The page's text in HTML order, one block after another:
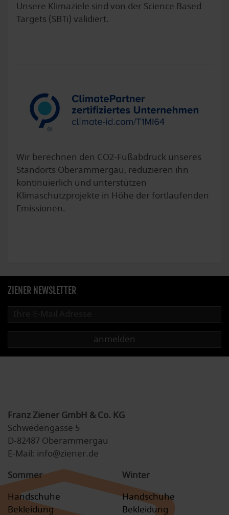
Unsere Klimaziele sind von der Science Based
Targets (SBTi) validiert.
Wir berechnen den CO2-Fußabdruck unseres
Standorts Oberammergau, reduzieren ihn
kontinuierlich und unterstützen
Klimaschutzprojekte in Höhe der fortlaufenden
Emissionen.
ZIENER NEWSLETTER
anmelden
Franz Ziener GmbH & Co. KG
Schwedengasse 5
D-82487 Oberammergau
E-Mail: info@ziener.de
Sommer
Handschuhe
Bekleidung
Winter
Handschuhe
Bekleidung